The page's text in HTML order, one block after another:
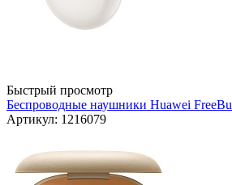
Быстрый просмотр
Беспроводные наушники Huawei
Артикул: 1216079